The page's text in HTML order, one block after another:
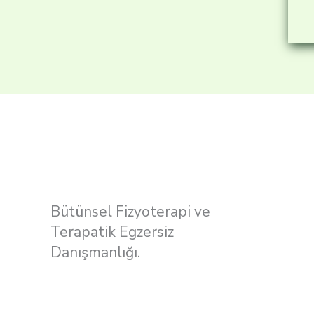
Bütünsel Fizyoterapi ve
Terapatik Egzersiz
Danışmanlığı.